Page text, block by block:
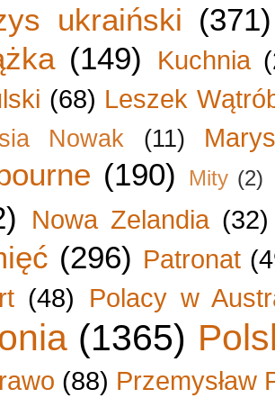
ukraiński (371)
(149) Kuchnia
(68) Leszek
Nowak (11)
(190) Mity (2)
Nowa Zelandia (32)
(296) Patronat
(48) Polacy w
(1365)
(88) Przemysław